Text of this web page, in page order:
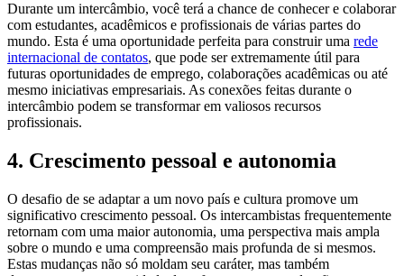
Durante um intercâmbio, você terá a chance de conhecer e colaborar
com estudantes, acadêmicos e profissionais de várias partes do
mundo. Esta é uma oportunidade perfeita para construir uma rede
internacional de contatos, que pode ser extremamente útil para
futuras oportunidades de emprego, colaborações acadêmicas ou até
mesmo iniciativas empresariais. As conexões feitas durante o
intercâmbio podem se transformar em valiosos recursos
profissionais.
4. Crescimento pessoal e autonomia
O desafio de se adaptar a um novo país e cultura promove um
significativo crescimento pessoal. Os intercambistas frequentemente
retornam com uma maior autonomia, uma perspectiva mais ampla
sobre o mundo e uma compreensão mais profunda de si mesmos.
Estas mudanças não só moldam seu caráter, mas também